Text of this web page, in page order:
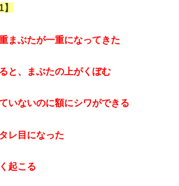
まぶたが一重になってきた
と、まぶたの上がくぼむ
いないのに額にシワができる
レ目になった
起こる